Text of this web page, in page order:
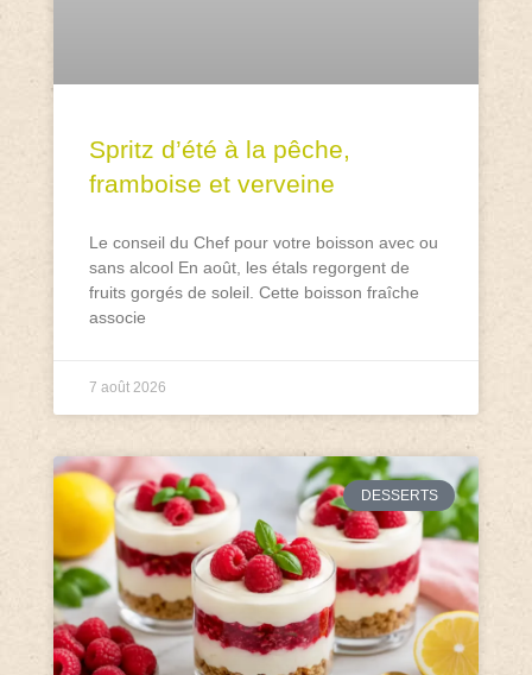
Spritz d’été à la pêche,
framboise et verveine
Le conseil du Chef pour votre boisson avec ou
sans alcool En août, les étals regorgent de
fruits gorgés de soleil. Cette boisson fraîche
associe
7 août 2026
DESSERTS